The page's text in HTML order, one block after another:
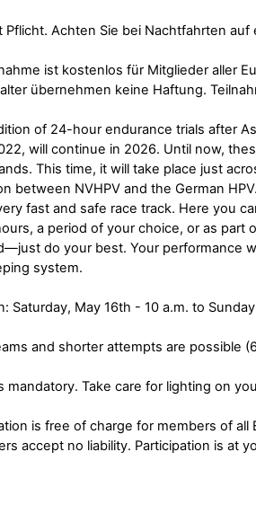
Pflicht. Achten Sie bei Nachtfahrten
ist kostenlos für Mitglieder aller
übernehmen keine Haftung.
of 24-hour endurance trials after
will continue in 2026. Until now,
This time, it will take place just
between NVHPV and the German
fast and safe race track. Here you
a period of your choice, or as part
do your best. Your performance
system.
Saturday, May 16th - 10 a.m. to
and shorter attempts are possible
mandatory. Take care for lighting on
is free of charge for members of
accept no liability. Participation is at